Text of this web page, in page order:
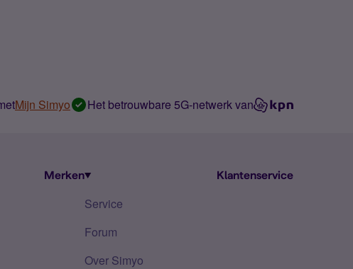
Mijn Simyo Het betrouwbare 5G-netwerk van
Merken Klantenservice
Service
Forum
Over Simyo